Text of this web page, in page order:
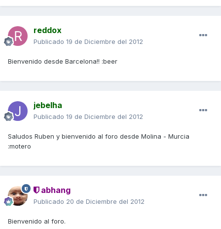
reddox
Publicado 19 de Diciembre del 2012
Bienvenido desde Barcelona!! :beer
jebelha
Publicado 19 de Diciembre del 2012
Saludos Ruben y bienvenido al foro desde Molina - Murcia
:motero
abhang
Publicado 20 de Diciembre del 2012
Bienvenido al foro.